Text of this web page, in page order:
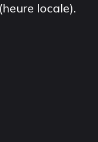
locale).